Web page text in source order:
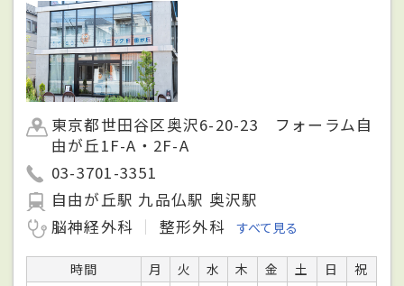
東京都世田谷区奥沢6-20-23 フォーラム自
由が丘1F-A・2F-A
03-3701-3351
自由が丘駅 九品仏駅 奥沢駅
脳神経外科
整形外科 すべて見る
時間 月 火 水 木 金 土 日
祝